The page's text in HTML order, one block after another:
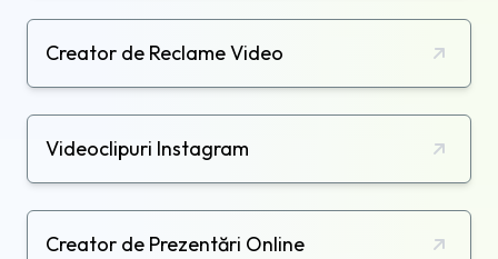
Creator de Reclame Video
Videoclipuri Instagram
Creator de Prezentări Online